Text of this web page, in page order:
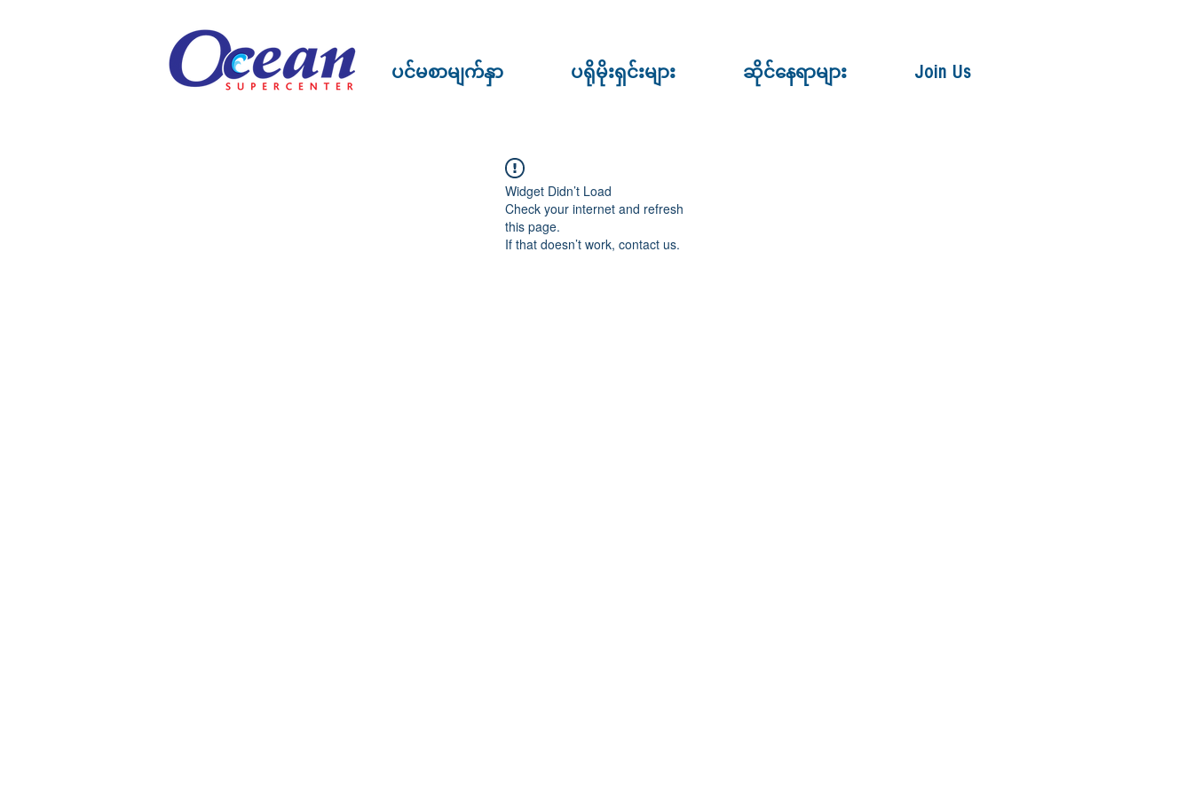
ပင်မစာမျက်နှာ ပရိုမိုးရှင်းများ ဆိုင်နေရာများ Join Us
Widget Didn’t Load
Check your internet and refresh
this page.
If that doesn’t work, contact us.